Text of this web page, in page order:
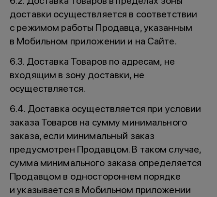
доставки осуществляется в соответствии
с режимом работы Продавца, указанным
в Мобильном приложении и на Сайте.
6.3. Доставка Товаров по адресам, не
входящим в зону доставки, не
осуществляется.
6.4. Доставка осуществляется при условии
заказа Товаров на сумму минимального
заказа, если минимальный заказ
предусмотрен Продавцом. В таком случае,
сумма минимального заказа определяется
Продавцом в одностороннем порядке
и указывается в Мобильном приложении